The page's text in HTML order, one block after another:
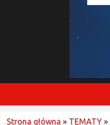
Strona główna » TEMATY »